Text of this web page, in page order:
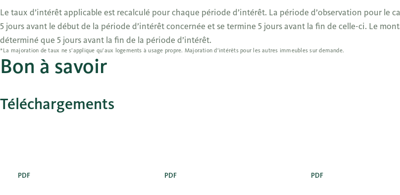
Le taux d’intérêt applicable est recalculé pour chaque période d’intérêt. La période d’observation pour le
5 jours avant le début de la période d’intérêt concernée et se termine 5 jours avant la fin de celle-ci. Le
déterminé que 5 jours avant la fin de la période d’intérêt.
*La majoration de taux ne s’applique qu’aux logements à usage propre. Majoration d’intérêts pour les autres immeubles sur demande.
Bon à savoir
Téléchargements
PDF PDF PDF